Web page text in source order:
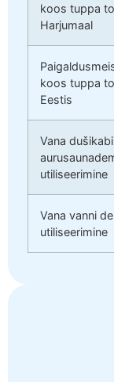
koos tuppa
Harjumaal
koos tuppa
Eestis
Vana
utiliseerimine
Vana vanni
utiliseerimine